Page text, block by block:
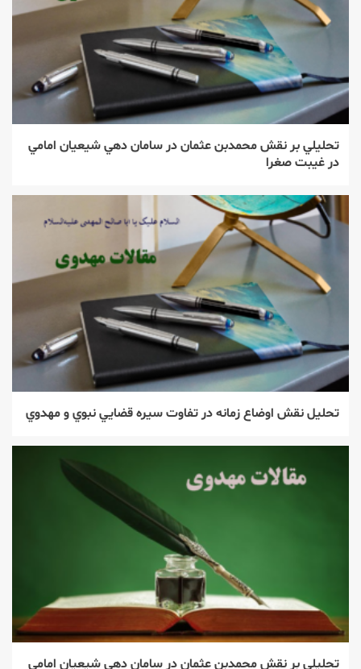
تحليلي بر نقش محمدبن عثمان در سامان دهي شيعيان امامي
در غيبت صغرا
تحليل نقش اوضاع زمانه در تفاوت سيره قضايي نبوي و مهدوي
تحليلي بر نقش محمدبن عثمان در سامان دهي شيعيان امامي